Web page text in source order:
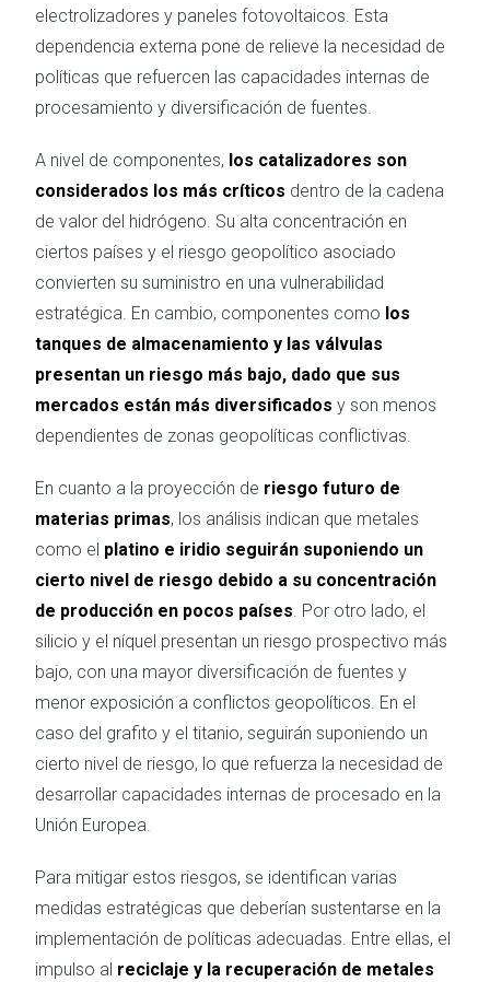
electrolizadores y paneles fotovoltaicos. Esta
dependencia externa pone de relieve la necesidad de
políticas que refuercen las capacidades internas de
procesamiento y diversificación de fuentes.
A nivel de componentes, los catalizadores son
considerados los más críticos dentro de la cadena
de valor del hidrógeno. Su alta concentración en
ciertos países y el riesgo geopolítico asociado
convierten su suministro en una vulnerabilidad
estratégica. En cambio, componentes como los
tanques de almacenamiento y las válvulas
presentan un riesgo más bajo, dado que sus
mercados están más diversificados y son menos
dependientes de zonas geopolíticas conflictivas.
En cuanto a la proyección de riesgo futuro de
materias primas, los análisis indican que metales
como el platino e iridio seguirán suponiendo un
cierto nivel de riesgo debido a su concentración
de producción en pocos países. Por otro lado, el
silicio y el níquel presentan un riesgo prospectivo más
bajo, con una mayor diversificación de fuentes y
menor exposición a conflictos geopolíticos. En el
caso del grafito y el titanio, seguirán suponiendo un
cierto nivel de riesgo, lo que refuerza la necesidad de
desarrollar capacidades internas de procesado en la
Unión Europea.
Para mitigar estos riesgos, se identifican varias
medidas estratégicas que deberían sustentarse en la
implementación de políticas adecuadas. Entre ellas, el
impulso al reciclaje y la recuperación de metales